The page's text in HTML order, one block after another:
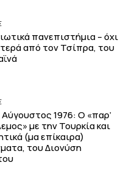
πανεπιστήμια – όχι
από τον Τσίπρα, του
1976: Ο «παρ’
με την Τουρκία και
(μα επίκαιρα)
του Διονύση